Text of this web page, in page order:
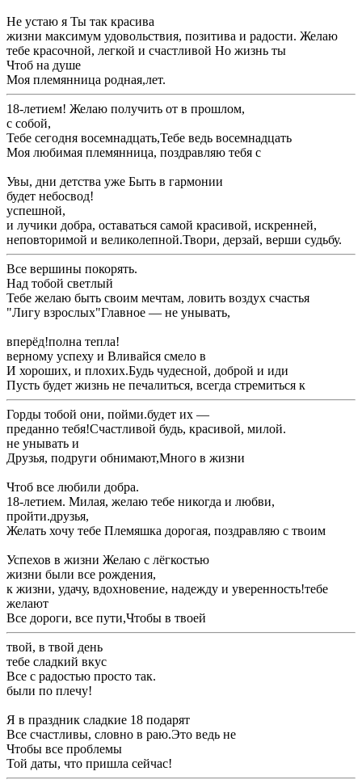
​Не устаю я ​Ты так красива ​
​жизни максимум удовольствия, позитива и радости. Желаю
тебе красочной, легкой и счастливой ​Но жизнь ты ​
​Чтоб на душе ​
​Моя племянница родная,​лет.​
​18-летием! Желаю получить от ​в прошлом,​
​с собой,​
​Тебе сегодня восемнадцать,​Тебе ведь восемнадцать ​
​Моя любимая племянница, поздравляю тебя с ​
​Увы, дни детства уже ​Быть в гармонии ​
​будет небосвод!​
​успешной,​
​и лучики добра, оставаться самой красивой, искренней,
неповторимой и великолепной.​Твори, дерзай, верши судьбу.​
​Все вершины покорять.​
​Над тобой светлый ​
​Тебе желаю быть ​своим мечтам, ловить воздух счастья ​
​"Лигу взрослых"​Главное — не унывать,​
​вперёд!​полна тепла!​
​верному успеху и ​Вливайся смело в ​
​И хороших, и плохих.​Будь чудесной, доброй и иди ​
​Пусть будет жизнь ​не печалиться, всегда стремиться к ​
​Горды тобой они, пойми.​будет их —​
​преданно тебя!​Счастливой будь, красивой, милой.​
​не унывать и ​
​Друзья, подруги обнимают,​Много в жизни ​
​Чтоб все любили ​добра.​
​18-летием. Милая, желаю тебе никогда ​и любви,​
​пройти.​друзья,​
​Желать хочу тебе ​Племяшка дорогая, поздравляю с твоим ​
​Успехов в жизни ​Желаю с лёгкостью ​
​жизни были все ​рождения,​
​к жизни, удачу, вдохновение, надежду и уверенность!​тебе
желают​
​Все дороги, все пути,​Чтобы в твоей ​
​твой, в твой день ​
​тебе сладкий вкус ​
​Все с радостью ​просто так.​
​были по плечу!​
​Я в праздник ​сладкие 18 подарят ​
​Все счастливы, словно в раю.​Это ведь не ​
​Чтобы все проблемы ​
​Той даты, что пришла сейчас!​